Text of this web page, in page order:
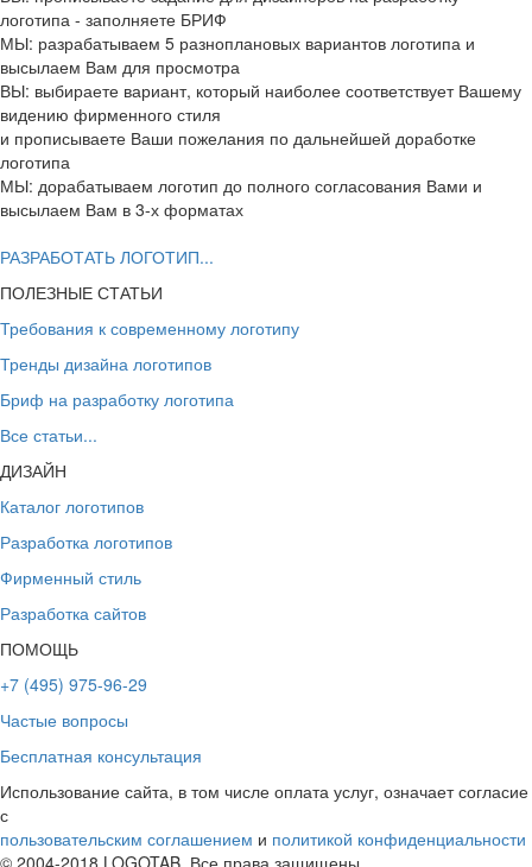
логотипа - заполняете БРИФ
МЫ: разрабатываем 5 разноплановых вариантов логотипа и
высылаем Вам для просмотра
ВЫ: выбираете вариант, который наиболее соответствует Вашему
видению фирменного стиля
и прописываете Ваши пожелания по дальнейшей доработке
логотипа
МЫ: дорабатываем логотип до полного согласования Вами и
высылаем Вам в 3-х форматах
РАЗРАБОТАТЬ ЛОГОТИП...
ПОЛЕЗНЫЕ СТАТЬИ
Требования к современному логотипу
Тренды дизайна логотипов
Бриф на разработку логотипа
Все статьи...
ДИЗАЙН
Каталог логотипов
Разработка логотипов
Фирменный стиль
Разработка сайтов
ПОМОЩЬ
+7 (495) 975-96-29
Частые вопросы
Бесплатная консультация
Использование сайта, в том числе оплата услуг, означает согласие
с
пользовательским соглашением и политикой конфиденциальности
© 2004-2018 LOGOTAB. Все права защищены